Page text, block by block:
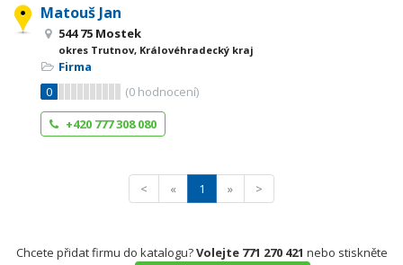
Matouš Jan
544 75 Mostek
okres Trutnov, Královéhradecký kraj
Firma
0
(0 hodnocení)
+420 777 308 080
< « 1 » >
Chcete přidat firmu do katalogu?Volejte 771 270 421 nebo stiskněte